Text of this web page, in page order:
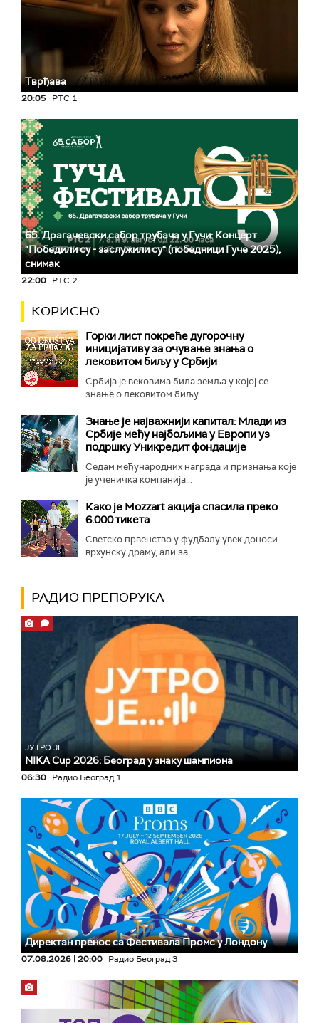
Тврђава
20:05 РТС 1
65. Драгачевски сабор трубача у Гучи: Концерт
"Победили су - заслужили су" (победници Гуче 2025),
снимак
22:00 РТС 2
КОРИСНО
Горки лист покреће дугорочну
иницијативу за очување знања о
лековитом биљу у Србији
Србија је вековима била земља у којој се
знање о лековитом биљу...
Знање је најважнији капитал: Млади из
Србије међу најбољима у Европи уз
подршку Уникредит фондације
Седам међународних награда и признања које
је ученичка компанија...
Како је Mozzart акција спасила преко
6.000 тикета
Светско првенство у фудбалу увек доноси
врхунску драму, али за...
РАДИО ПРЕПОРУКА
ЈУТРО ЈЕ
NIKA Cup 2026: Београд у знаку шампиона
06:30 Радио Београд 1
Директан пренос са Фестивала Промс у Лондону
07.08.2026 | 20:00 Радио Београд 3